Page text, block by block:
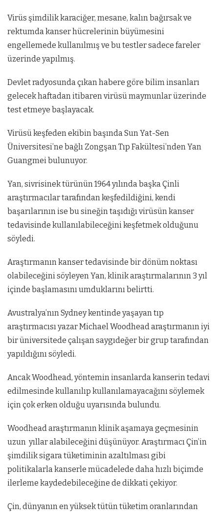
Virüs şimdilik karaciğer, mesane, kalın bağırsak ve
rektumda kanser hücrelerinin büyümesini
engellemede kullanılmış ve bu testler sadece fareler
üzerinde yapılmış.
Devlet radyosunda çıkan habere göre bilim insanları
gelecek haftadan itibaren virüsü maymunlar üzerinde
test etmeye başlayacak.
Virüsü keşfeden ekibin başında Sun Yat-Sen
Üniversitesi’ne bağlı Zongşan Tıp Fakültesi’nden Yan
Guangmei bulunuyor.
Yan, sivrisinek türünün 1964 yılında başka Çinli
araştırmacılar tarafından keşfedildiğini, kendi
başarılarının ise bu sineğin taşıdığı virüsün kanser
tedavisinde kullanılabileceğini keşfetmek olduğunu
söyledi.
Araştırmanın kanser tedavisinde bir dönüm noktası
olabileceğini söyleyen Yan, klinik araştırmalarının 3 yıl
içinde başlamasını umduklarını belirtti.
Avustralya’nın Sydney kentinde yaşayan tıp
araştırmacısı yazar Michael Woodhead araştırmanın iyi
bir üniversitede çalışan saygıdeğer bir grup tarafından
yapıldığını söyledi.
Ancak Woodhead, yöntemin insanlarda kanserin tedavi
edilmesinde kullanılıp kullanılamayacağını söylemek
için çok erken olduğu uyarısında bulundu.
Woodhead araştırmanın klinik aşamaya geçmesinin
uzun yıllar alabileceğini düşünüyor. Araştırmacı Çin’in
şimdilik sigara tüketiminin azaltılması gibi
politikalarla kanserle mücadelede daha hızlı biçimde
ilerleme kaydedebileceğine de dikkati çekiyor.
Çin, dünyanın en yüksek tütün tüketim oranlarından